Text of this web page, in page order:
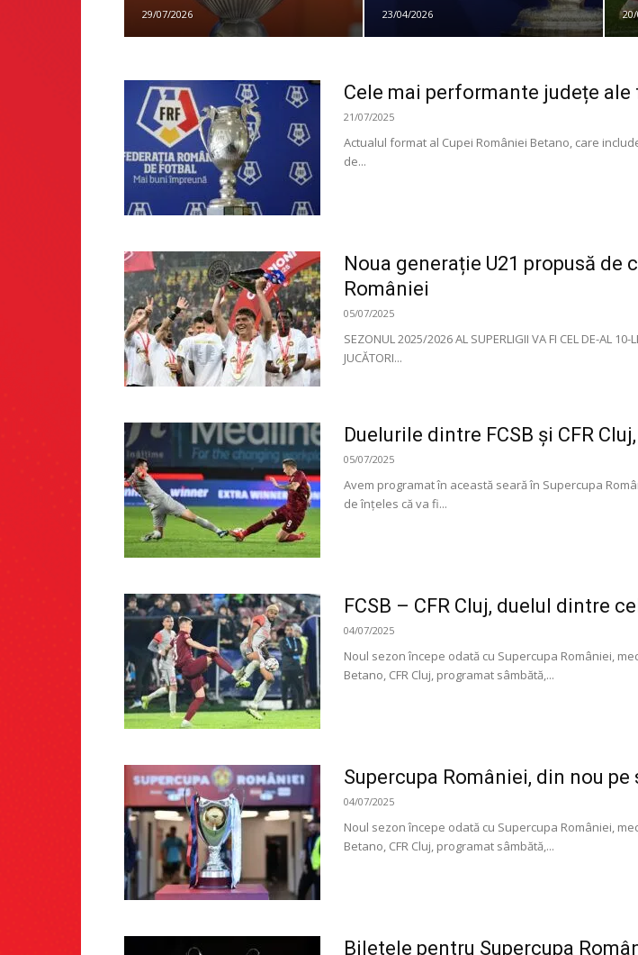
29/07/2026 23/04/2026
Cele mai performante județe
21/07/2025
Actualul format al Cupei României Betano, care
de...
Noua generație U21 propusă de
României
05/07/2025
SEZONUL 2025/2026 AL SUPERLIGII VA FI CEL DE-AL
JUCĂTORI...
Duelurile dintre FCSB și CFR
05/07/2025
Avem programat în această seară în Supercupa
de înțeles că va fi...
FCSB – CFR Cluj, duelul dintre
04/07/2025
Noul sezon începe odată cu Supercupa României,
Betano, CFR Cluj, programat sâmbătă,...
Supercupa României, din nou
04/07/2025
Noul sezon începe odată cu Supercupa României,
Betano, CFR Cluj, programat sâmbătă,...
Biletele pentru Supercupa